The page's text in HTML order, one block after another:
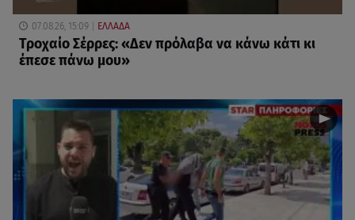
07.08.26, 15:09 ΕΛΛΑΔΑ
Τροχαίο Σέρρες: «Δεν πρόλαβα να κάνω κάτι κι
έπεσε πάνω μου»